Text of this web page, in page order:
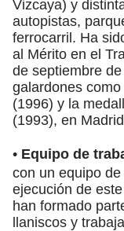
Vizcaya) y
autopistas,
ferrocarril. Ha
al Mérito en el
de septiembre
galardones
(1996) y la
(1993), en
• Equipo de
con un equipo
ejecución de
han formado
llaniscos y